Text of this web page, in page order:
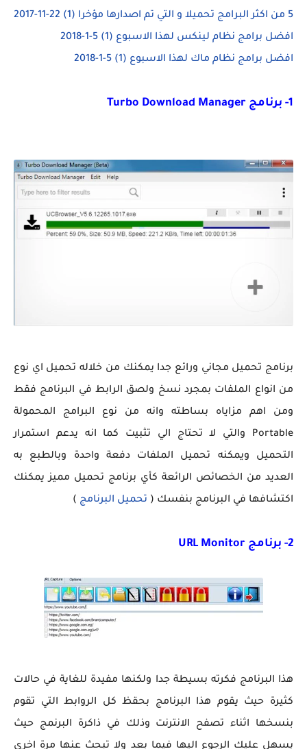
5 من اكثر البرامج تحميلا و التي تم اصدارها مؤخرا (1) 22-11-2017
افضل برامج نظام لينكس لهذا الاسبوع (1) 5-1-2018
افضل برامج نظام ماك لهذا الاسبوع (1) 5-1-2018
1- برنامج Turbo Download Manager
برنامج تحميل مجاني ورائع جدا يمكنك من خلاله تحميل اي نوع
من انواع الملفات بمجرد نسخ ولصق الرابط في البرنامج فقط
ومن اهم مزاياه بساطته وانه من نوع البرامج المحمولة
Portable والتي لا تحتاج الي تثبيت كما انه يدعم استمرار
التحميل ويمكنه تحميل الملفات دفعة واحدة وبالطبع به
العديد من الخصائص الرائعة كأي برنامج تحميل مميز يمكنك
اكتشافها في البرنامج بنفسك ( تحميل البرنامج )
2- برنامج URL Monitor
هذا البرنامج فكرته بسيطة جدا ولكنها مفيدة للغاية في حالات
كثيرة حيث يقوم هذا البرنامج بحقظ كل الروابط التي تقوم
بنسخها اثناء تصفح الانترنت وذلك في ذاكرة البرنمج حيث
يسهل عليك الرجوع اليها فيما بعد ولا تبحث عنها مرة اخري